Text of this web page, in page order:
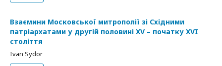
Взаємини Московської митрополії зі Східними
патріархатами у другій половині XV – початку XVI
століття
Ivan Sydor